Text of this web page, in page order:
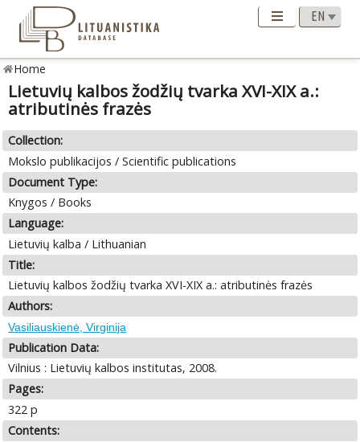
Home
Lietuvių kalbos žodžių tvarka XVI-XIX a.:
atributinės frazės
Collection:
Mokslo publikacijos / Scientific publications
Document Type:
Knygos / Books
Language:
Lietuvių kalba / Lithuanian
Title:
Lietuvių kalbos žodžių tvarka XVI-XIX a.: atributinės frazės
Authors:
Vasiliauskienė, Virginija
Publication Data:
Vilnius : Lietuvių kalbos institutas, 2008.
Pages:
322 p
Contents: